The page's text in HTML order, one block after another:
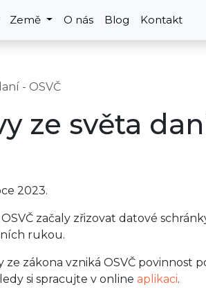
Země O nás Blog Kontakt
- OSVČ
ze světa
2023.
začaly zřizovat datové
rukou.
ze zákona vzniká OSVČ povinnost
si spracujte v online aplikaci.